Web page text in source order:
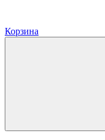
Корзина